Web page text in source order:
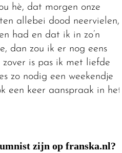
hè, dat morgen onze
allebei dood neervielen,
had en dat ik in zo’n
dan zou ik er nog eens
is pas ik met liefde
zo nodig een weekendje
een keer aanspraak in het
zijn op franska.nl?